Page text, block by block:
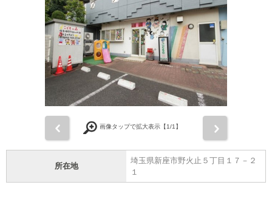
画像タップで拡大表示【1/1】
所在地
埼玉県新座市野火止５丁目１７－２
１